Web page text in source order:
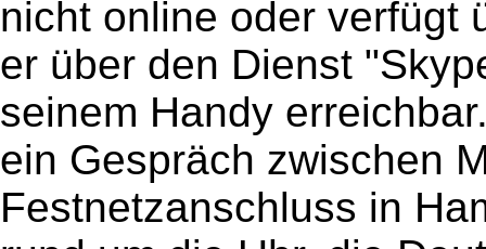
nicht online oder verfügt
er über den Dienst
seinem Handy
ein Gespräch zwischen
Festnetzanschluss in